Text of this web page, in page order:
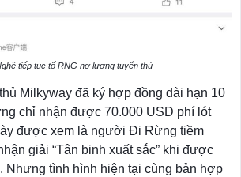
tiếp tục tố RNG nợ lương tuyển thủ
Milkyway đã ký hợp đồng dài hạn 10
chỉ nhận được 70.000 USD phí lót
được xem là người Đi Rừng tiềm
giải “Tân binh xuất sắc” khi được
Nhưng tình hình hiện tại cùng bản hợp